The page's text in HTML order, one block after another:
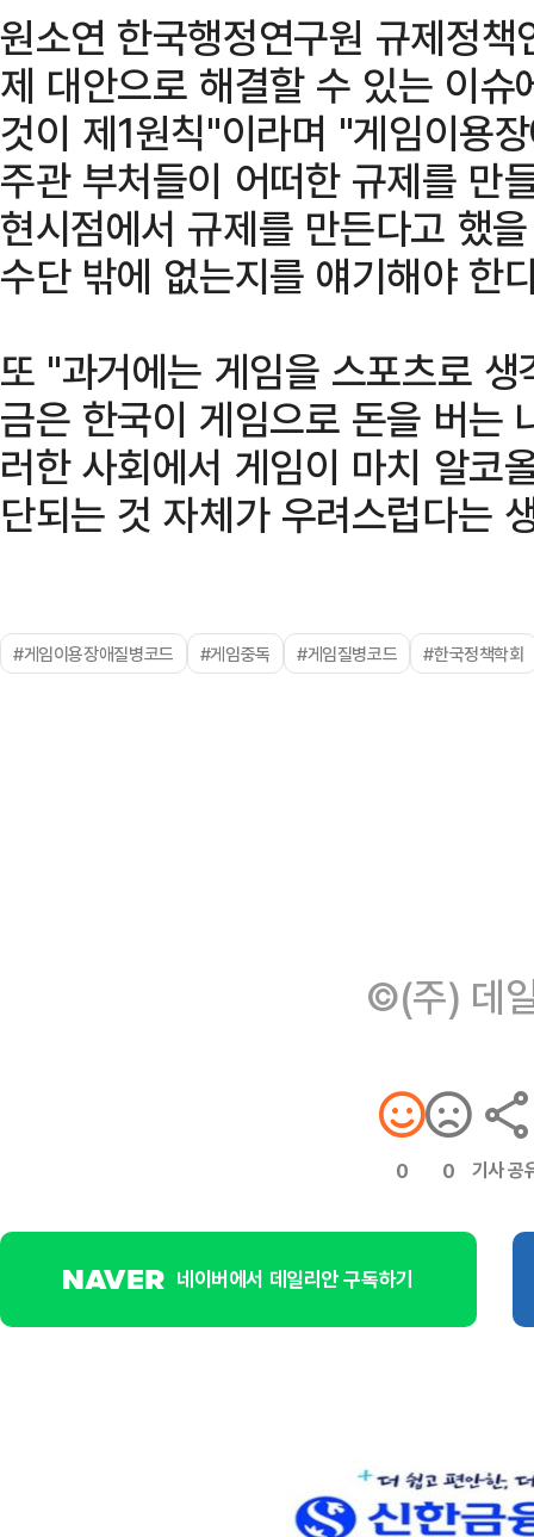
원소연 한국행정연구원 규제정
제 대안으로 해결할 수 있는 이
것이 제1원칙"이라며 "게임이용
주관 부처들이 어떠한 규제를 만
현시점에서 규제를 만든다고 했
수단 밖에 없는지를 얘기해야 한
또 "과거에는 게임을 스포츠로
금은 한국이 게임으로 돈을 버는
러한 사회에서 게임이 마치 알코
단되는 것 자체가 우려스럽다는
#게임이용장애질병코드 #게임중독 #게임질병코드 #한국정책학회
©(주) 데
0 0 기사 공
네이버에서 데일리안 구독하기